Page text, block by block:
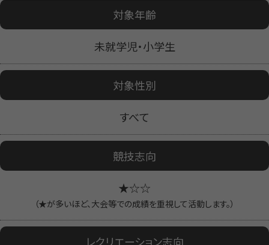
対象年齢
未就学児・小学生
対象性別
すべて
競技志向
★☆☆
（★が多いほど、大会等での成績を重視して活動します。）
レクリエーション志向